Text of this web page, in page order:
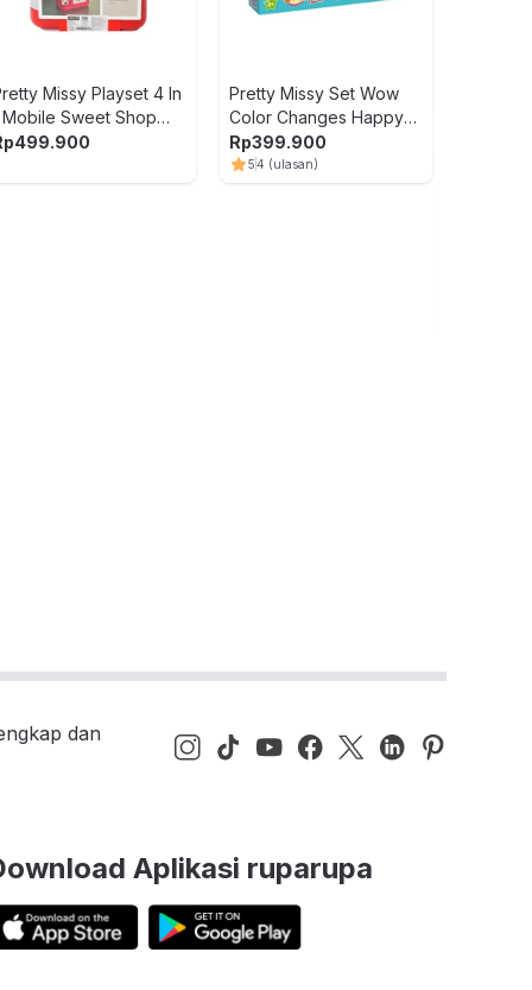
Missy Playset 4 In
Mobile Sweet Shop
- Merah
499.900
Pretty Missy Set Wow
Color Changes Happy
Cooking - Mix
Rp399.900
54 (ulasan)
dan
Aplikasi ruparupa